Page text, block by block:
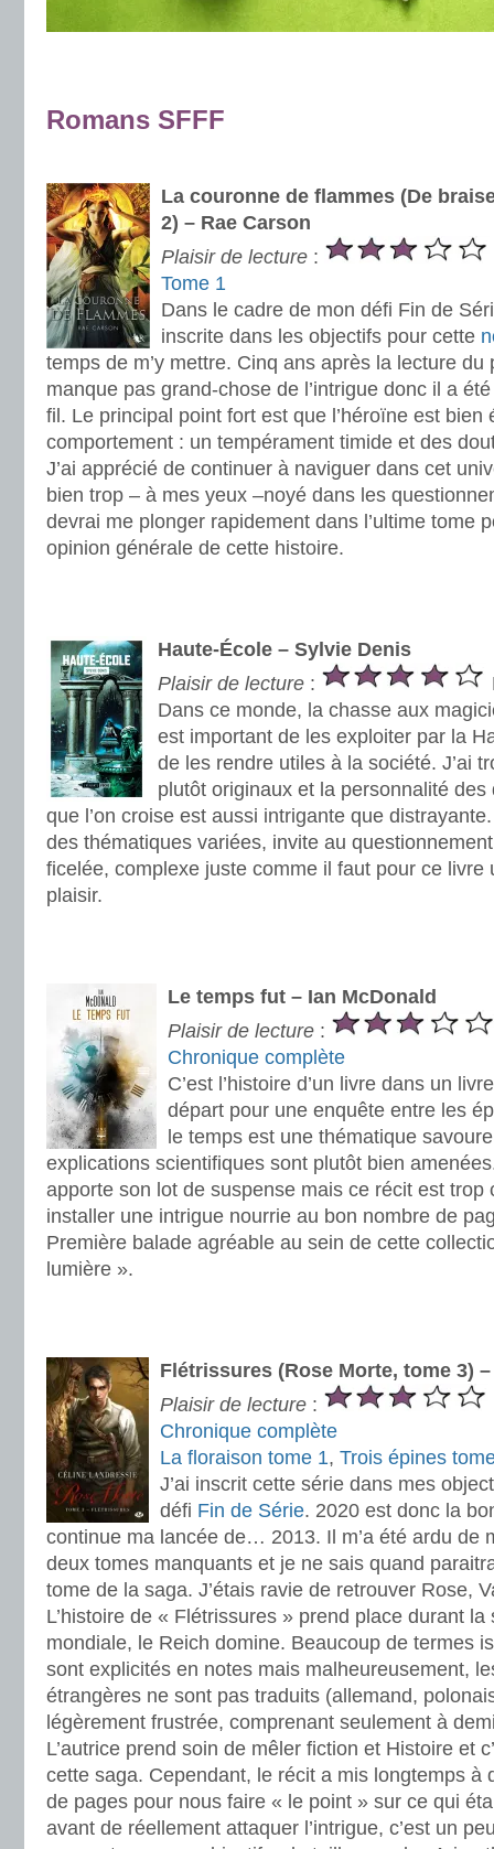
Romans SFFF
La couronne de flammes (De
2) – Rae Carson
Plaisir de lecture :
Tome 1
Dans le cadre de mon défi Fin de
inscrite dans les objectifs pour cette
temps de m’y mettre. Cinq ans après la lecture
manque pas grand-chose de l’intrigue donc il a
fil. Le principal point fort est que l’héroïne est bien
comportement : un tempérament timide et des
J’ai apprécié de continuer à naviguer dans cet
bien trop – à mes yeux –noyé dans les
devrai me plonger rapidement dans l’ultime tome
opinion générale de cette histoire.
Haute-École – Sylvie Denis
Plaisir de lecture :
Dans ce monde, la chasse aux
est important de les exploiter par la
de les rendre utiles à la société. J’ai
plutôt originaux et la personnalité
que l’on croise est aussi intrigante que
des thématiques variées, invite au
ficelée, complexe juste comme il faut pour ce livre
plaisir.
Le temps fut – Ian McDonald
Plaisir de lecture :
Chronique complète
C’est l’histoire d’un livre dans un
départ pour une enquête entre les
le temps est une thématique
explications scientifiques sont plutôt bien
apporte son lot de suspense mais ce récit est trop
installer une intrigue nourrie au bon nombre de
Première balade agréable au sein de cette
lumière ».
Flétrissures (Rose Morte, tome 3)
Plaisir de lecture :
Chronique complète
La floraison tome 1, Trois épines
J’ai inscrit cette série dans mes
défi Fin de Série. 2020 est donc la
continue ma lancée de… 2013. Il m’a été ardu de
deux tomes manquants et je ne sais quand
tome de la saga. J’étais ravie de retrouver Rose,
L’histoire de « Flétrissures » prend place durant
mondiale, le Reich domine. Beaucoup de termes
sont explicités en notes mais malheureusement,
étrangères ne sont pas traduits (allemand,
légèrement frustrée, comprenant seulement à
L’autrice prend soin de mêler fiction et Histoire et
cette saga. Cependant, le récit a mis longtemps
de pages pour nous faire « le point » sur ce qui
avant de réellement attaquer l’intrigue, c’est un